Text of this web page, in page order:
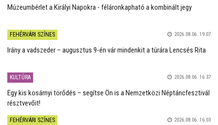
Múzeumbérlet a Királyi Napokra - féláronkapható a kombinált jegy
FEHÉRVÁRI SZÍNES 2026.08.06. 19:07
Irány a vadszeder – augusztus 9-én vár mindenkit a túrára Lencsés Rita
KULTÚRA 2026.08.06. 16:37
Egy kis kosárnyi törődés – segítse Ön is a Nemzetközi Néptáncfesztivál
résztvevőit!
FEHÉRVÁRI SZÍNES 2026.08.06. 16:03